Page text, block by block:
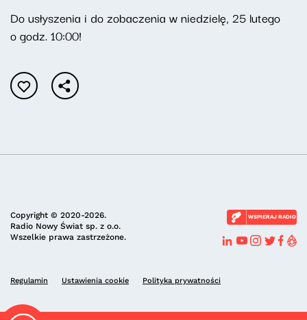
Do usłyszenia i do zobaczenia w niedzielę, 25 lutego
o godz. 10:00!
Copyright © 2020-2026.
Radio Nowy Świat sp. z o.o.
Wszelkie prawa zastrzeżone.
WSPIERAJ RADIO
Regulamin Ustawienia cookie Polityka prywatności